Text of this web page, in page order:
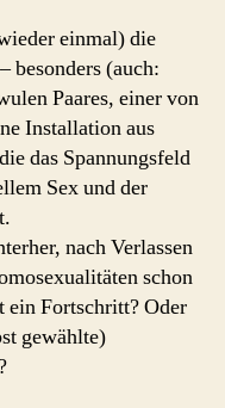
einmal) die
besonders (auch:
Paares, einer von
Installation aus
das Spannungsfeld
Sex und der
nach Verlassen
schon
ein Fortschritt? Oder
gewählte)